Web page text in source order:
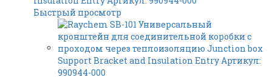
Быстрый просмотр